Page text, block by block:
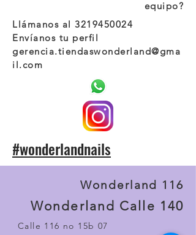
equipo?
Llámanos al 3219450024
Envíanos tu perfil
gerencia.tiendaswonderland@gma
il.com
#wonderlandnails
Wonderland 116
Wonderland Calle 140
Calle 116 no 15b 07